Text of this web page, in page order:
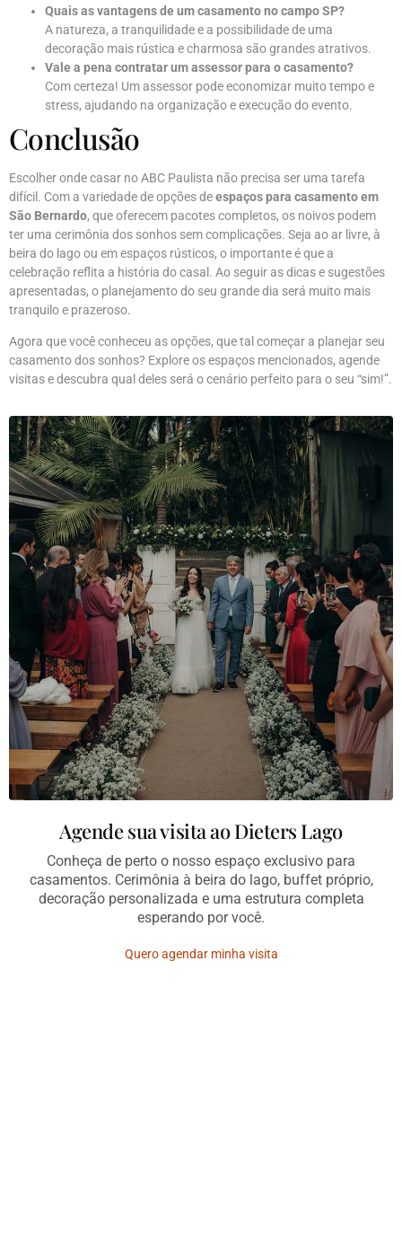
Quais as vantagens de um casamento no campo SP?
A natureza, a tranquilidade e a possibilidade de uma
decoração mais rústica e charmosa são grandes atrativos.
Vale a pena contratar um assessor para o casamento?
Com certeza! Um assessor pode economizar muito tempo e
stress, ajudando na organização e execução do evento.
Conclusão
Escolher onde casar no ABC Paulista não precisa ser uma tarefa
difícil. Com a variedade de opções deespaços para casamento em
São Bernardo, que oferecem pacotes completos, os noivos podem
ter uma cerimônia dos sonhos sem complicações. Seja ao ar livre, à
beira do lago ou em espaços rústicos, o importante é que a
celebração reflita a história do casal. Ao seguir as dicas e sugestões
apresentadas, o planejamento do seu grande dia será muito mais
tranquilo e prazeroso.
Agora que você conheceu as opções, que tal começar a planejar seu
casamento dos sonhos? Explore os espaços mencionados, agende
visitas e descubra qual deles será o cenário perfeito para o seu “sim!”.
Agende sua visita ao Dieters Lago
Conheça de perto o nosso espaço exclusivo para
casamentos. Cerimônia à beira do lago, buffet próprio,
decoração personalizada e uma estrutura completa
esperando por você.
Quero agendar minha visita